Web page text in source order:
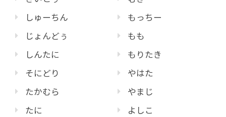
しゅーちん
じょんどぅ
しんたに
そにどり
たかむら
たに
もっちー
もも
もりたき
やはた
やまじ
よしこ